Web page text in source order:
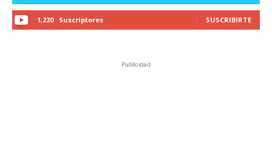
1,220 Suscriptores SUSCRIBIRTE
Publicidad